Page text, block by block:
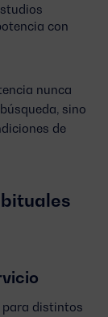
con
nunca
sino
de
para distintos